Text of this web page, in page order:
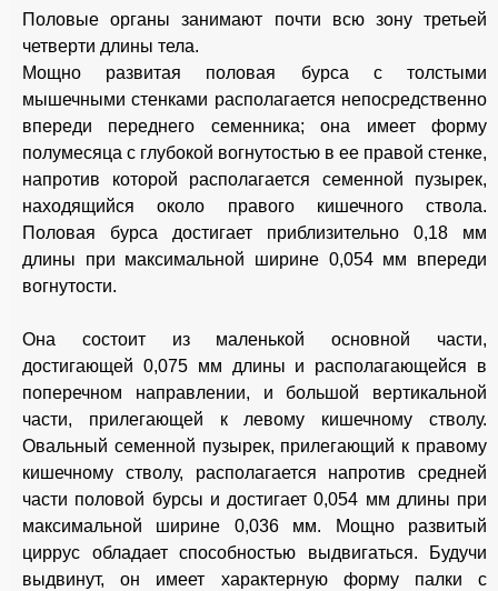
Половые органы занимают почти всю зону третьей
четверти длины тела.
Мощно развитая половая бурса с толстыми
мышечными стенками располагается непосредственно
впереди переднего семенника; она имеет форму
полумесяца с глубокой вогнутостью в ее правой стенке,
напротив которой располагается семенной пузырек,
находящийся около правого кишечного ствола.
Половая бурса достигает приблизительно 0,18 мм
длины при максимальной ширине 0,054 мм впереди
вогнутости.
Она состоит из маленькой основной части,
достигающей 0,075 мм длины и располагающейся в
поперечном направлении, и большой вертикальной
части, прилегающей к левому кишечному стволу.
Овальный семенной пузырек, прилегающий к правому
кишечному стволу, располагается напротив средней
части половой бурсы и достигает 0,054 мм длины при
максимальной ширине 0,036 мм. Мощно развитый
циррус обладает способностью выдвигаться. Будучи
выдвинут, он имеет характерную форму палки с